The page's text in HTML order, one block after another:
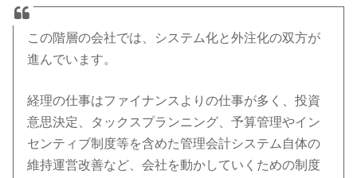
この階層の会社では、システム化と外注化の双方が
進んでいます。
経理の仕事はファイナンスよりの仕事が多く、投資
意思決定、タックスプランニング、予算管理やイン
センティブ制度等を含めた管理会計システム自体の
維持運営改善など、会社を動かしていくための制度